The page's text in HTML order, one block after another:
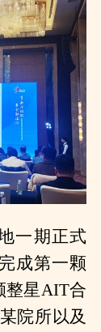
一期正式
成第一颗
整星AIT合
院所以及